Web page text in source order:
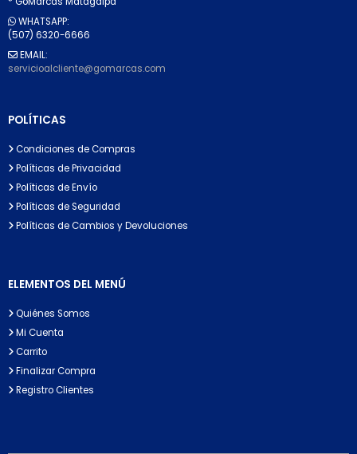
WHATSAPP:
(507) 6320-6666
EMAIL:
servicioalcliente@gomarcas.com
POLÍTICAS
Condiciones de Compras
Políticas de Privacidad
Políticas de Envío
Políticas de Seguridad
Políticas de Cambios y Devoluciones
ELEMENTOS DEL MENÚ
Quiénes Somos
Mi Cuenta
Carrito
Finalizar Compra
Registro Clientes